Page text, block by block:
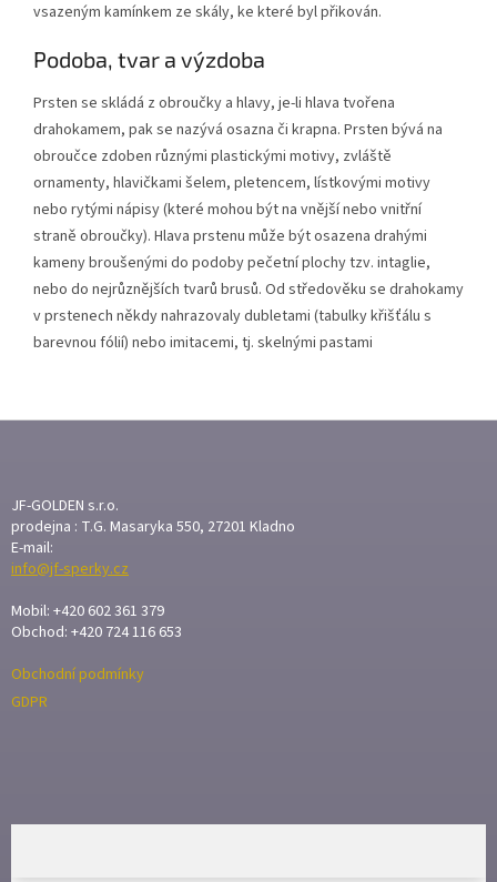
vsazeným kamínkem ze skály, ke které byl přikován.
Podoba, tvar a výzdoba
Prsten se skládá z obroučky a hlavy, je-li hlava tvořena
drahokamem, pak se nazývá osazna či krapna. Prsten bývá na
obroučce zdoben různými plastickými motivy, zvláště
ornamenty, hlavičkami šelem, pletencem, lístkovými motivy
nebo rytými nápisy (které mohou být na vnější nebo vnitřní
straně obroučky). Hlava prstenu může být osazena drahými
kameny broušenými do podoby pečetní plochy tzv. intaglie,
nebo do nejrůznějších tvarů brusů. Od středověku se drahokamy
v prstenech někdy nahrazovaly dubletami (tabulky křišťálu s
barevnou fólií) nebo imitacemi, tj. skelnými pastami
A
T
JF-GOLDEN s.r.o.
prodejna : T.G. Masaryka 550, 27201 Kladno
E-mail:
info@jf-sperky.cz
Mobil: +420 602 361 379
Obchod: +420 724 116 653
Obchodní podmínky
GDPR